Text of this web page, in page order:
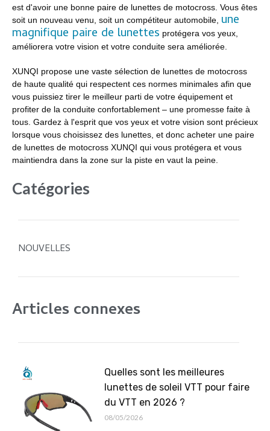
est d'avoir une bonne paire de lunettes de motocross. Vous êtes
soit un nouveau venu, soit un compétiteur automobile, une
magnifique paire de lunettes protégera vos yeux,
améliorera votre vision et votre conduite sera améliorée.
XUNQI propose une vaste sélection de lunettes de motocross
de haute qualité qui respectent ces normes minimales afin que
vous puissiez tirer le meilleur parti de votre équipement et
profiter de la conduite confortablement – ​​une promesse faite à
tous. Gardez à l'esprit que vos yeux et votre vision sont précieux
lorsque vous choisissez des lunettes, et donc acheter une paire
de lunettes de motocross XUNQI qui vous protégera et vous
maintiendra dans la zone sur la piste en vaut la peine.
Catégories
NOUVELLES
Articles connexes
Quelles sont les meilleures
lunettes de soleil VTT pour faire
du VTT en 2026 ?
08/05/2026